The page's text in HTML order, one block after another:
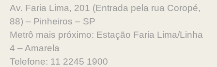
Av. Faria Lima, 201 (Entrada pela rua Coropé,
88) – Pinheiros – SP
Metrô mais próximo: Estação Faria Lima/Linha
4 – Amarela
Telefone: 11 2245 1900